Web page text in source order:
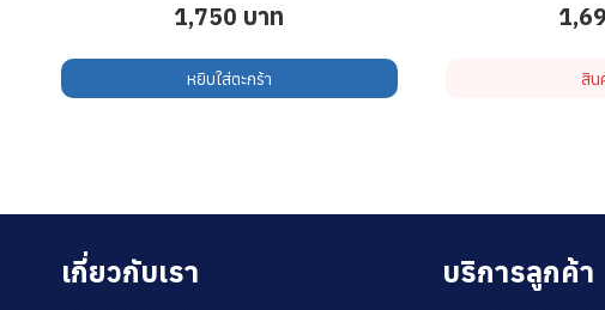
1,750 บาท
หยิบใส่ตะกร้า สิน
เกี่ยวกับเรา บริการลูกค้า